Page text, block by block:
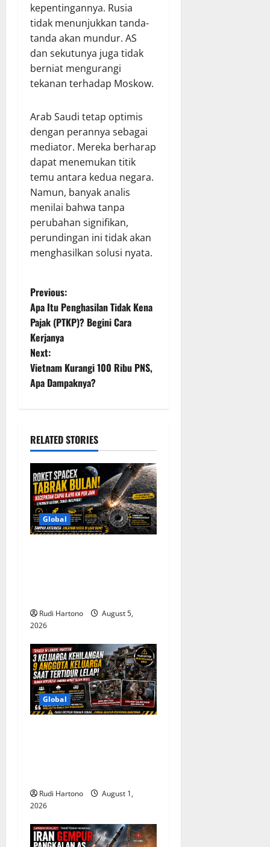
kepentingannya. Rusia
tidak menunjukkan tanda-
tanda akan mundur. AS
dan sekutunya juga tidak
berniat mengurangi
tekanan terhadap Moskow.
Arab Saudi tetap optimis
dengan perannya sebagai
mediator. Mereka berharap
dapat menemukan titik
temu antara kedua negara.
Namun, banyak analis
menilai bahwa tanpa
perubahan signifikan,
perundingan ini tidak akan
menghasilkan solusi nyata.
P
o
s
t
n
v
i
g
a
n
Previous:
Apa Itu Penghasilan Tidak Kena
Pajak (PTKP)? Begini Cara
Kerjanya
Next:
Vietnam Kurangi 100 Ribu PNS,
Apa Dampaknya?
RELATED STORIES
Global
Rudi Hartono
August 5,
2026
Global
Rudi Hartono
August 1,
2026